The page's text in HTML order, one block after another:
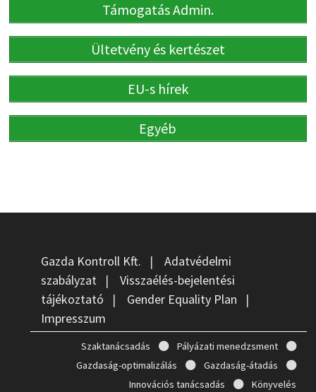
Támogatás Admin.
Ültetvény és kertészet
EU-s hírek
Egyéb
Gazda Kontroll Kft. | Adatvédelmi
szabályzat| Visszaélés-bejelentési
tájékoztató | Gender Equality Plan |
Impresszum
Szaktanácsadás
Pályázati menedzsment
Gazdaság-optimalizálás
Gazdaság-átadás
Innovációs tanácsadás
Könyvelés